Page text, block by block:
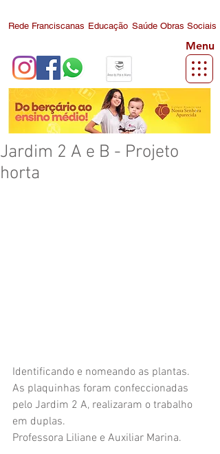
Rede Franciscanas Educação Saúde Obras Sociais
Menu
Jardim 2 A e B - Projeto
horta
Identificando e nomeando as plantas.
As plaquinhas foram confeccionadas
pelo Jardim 2 A, realizaram o trabalho
em duplas.
Professora Liliane e Auxiliar Marina.